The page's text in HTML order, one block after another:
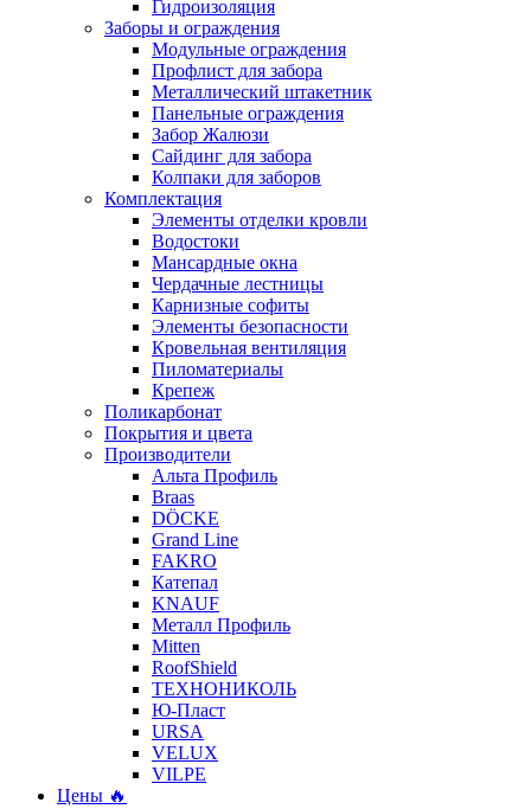
Гидроизоляция
Заборы и ограждения
Модульные ограждения
Профлист для забора
Металлический штакетник
Панельные ограждения
Забор Жалюзи
Сайдинг для забора
Колпаки для заборов
Комплектация
Элементы отделки кровли
Водостоки
Мансардные окна
Чердачные лестницы
Карнизные софиты
Элементы безопасности
Кровельная вентиляция
Пиломатериалы
Крепеж
Поликарбонат
Покрытия и цвета
Производители
Альта Профиль
Braas
DÖCKE
Grand Line
FAKRO
Катепал
KNAUF
Металл Профиль
Mitten
RoofShield
ТЕХНОНИКОЛЬ
Ю-Пласт
URSA
VELUX
VILPE
Цены 🔥